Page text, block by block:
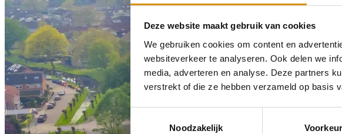
Deze website maakt gebruik van cookies
We gebruiken cookies om content en
websiteverkeer te analyseren. Ook delen we
media, adverteren en analyse. Deze partners
verstrekt of die ze hebben verzameld op basis
Noodzakelijk